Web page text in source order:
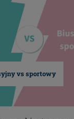
vs sportowy